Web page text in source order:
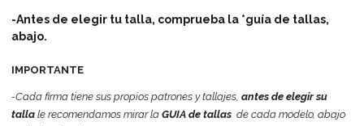
-Antes de elegir tu talla, comprueba la *guía de tallas,
abajo.
IMPORTANTE
-Cada firma tiene sus propios patrones y tallajes,antes de elegir su
talla le recomendamos mirar laGUIA de tallas de cada modelo, abajo